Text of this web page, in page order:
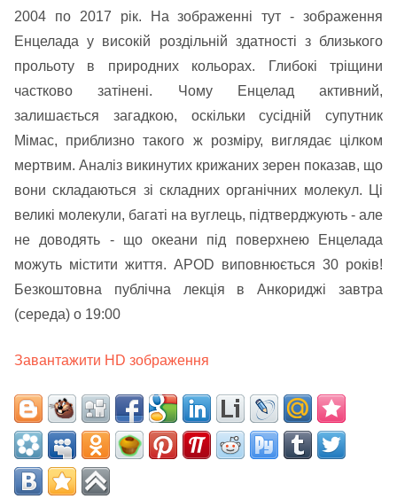
2004 по 2017 рік. На зображенні тут - зображення
Енцелада у високій роздільній здатності з близького
прольоту в природних кольорах. Глибокі тріщини
частково затінені. Чому Енцелад активний,
залишається загадкою, оскільки сусідній супутник
Мімас, приблизно такого ж розміру, виглядає цілком
мертвим. Аналіз викинутих крижаних зерен показав, що
вони складаються зі складних органічних молекул. Ці
великі молекули, багаті на вуглець, підтверджують - але
не доводять - що океани під поверхнею Енцелада
можуть містити життя. APOD виповнюється 30 років!
Безкоштовна публічна лекція в Анкориджі завтра
(середа) о 19:00
Завантажити HD зображення